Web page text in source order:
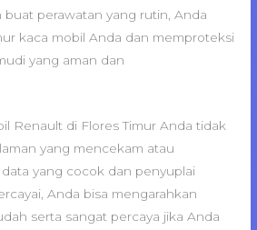
buat perawatan yang rutin, Anda
kaca mobil Anda dan memproteksi
yang aman dan
Renault di Flores Timur Anda tidak
yang mencekam atau
yang cocok dan penyuplai
Anda bisa mengarahkan
serta sangat percaya jika Anda